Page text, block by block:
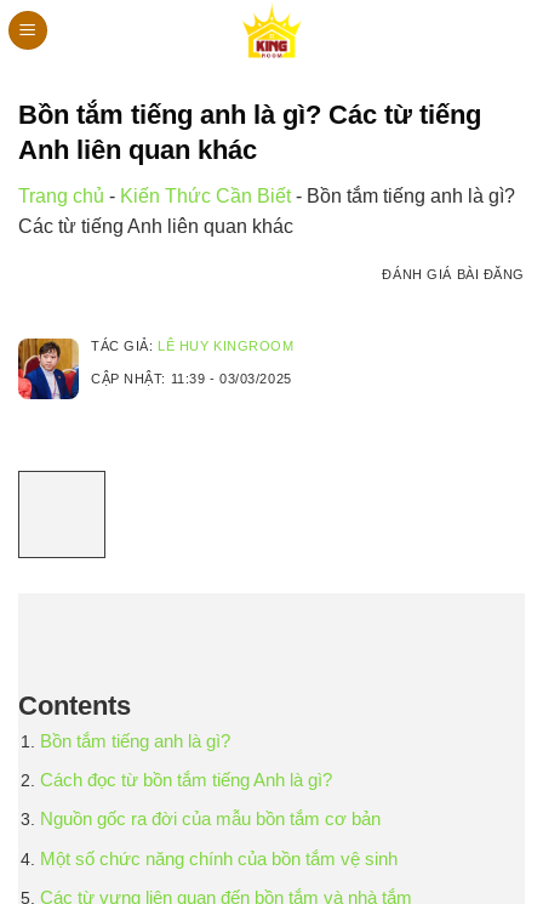
Bỏ
qua
dungBồn tắm tiếng anh là gì? Các từ tiếng
Anh liên quan khác
Trang chủ - Kiến Thức Cần Biết- Bồn tắm tiếng anh là gì?
Các từ tiếng Anh liên quan khác
TÁC GIẢ: LÊ HUY KINGROOM
CẬP NHẬT: 11:39 - 03/03/2025
ĐÁNH GIÁ BÀI ĐĂNG
Contents
Bồn tắm tiếng anh là gì?
Cách đọc từ bồn tắm tiếng Anh là gì?
Nguồn gốc ra đời của mẫu bồn tắm cơ bản
Một số chức năng chính của bồn tắm vệ sinh
Các từ vựng liên quan đến bồn tắm và nhà tắm